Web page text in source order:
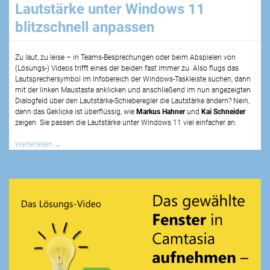
Lautstärke unter Windows 11
blitzschnell anpassen
Zu laut, zu leise – in Teams-Besprechungen oder beim Abspielen von
(Lösungs-) Videos trifft eines der beiden fast immer zu. Also flugs das
Lautsprechersymbol im Infobereich der Windows-Taskleiste suchen, dann
mit der linken Maustaste anklicken und anschließend im nun angezeigten
Dialogfeld über den Lautstärke-Schieberegler die Lautstärke ändern? Nein,
denn das Geklicke ist überflüssig, wie Markus Hahnerund Kai Schneider
zeigen. Sie passen die Lautstärke unter Windows 11 viel einfacher an.
Weiterlesen →